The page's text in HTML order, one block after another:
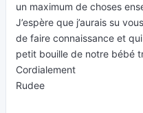
un maximum de choses
J’espère que j’aurais su
de faire connaissance et
petit bouille de notre bébé
Cordialement
Rudee